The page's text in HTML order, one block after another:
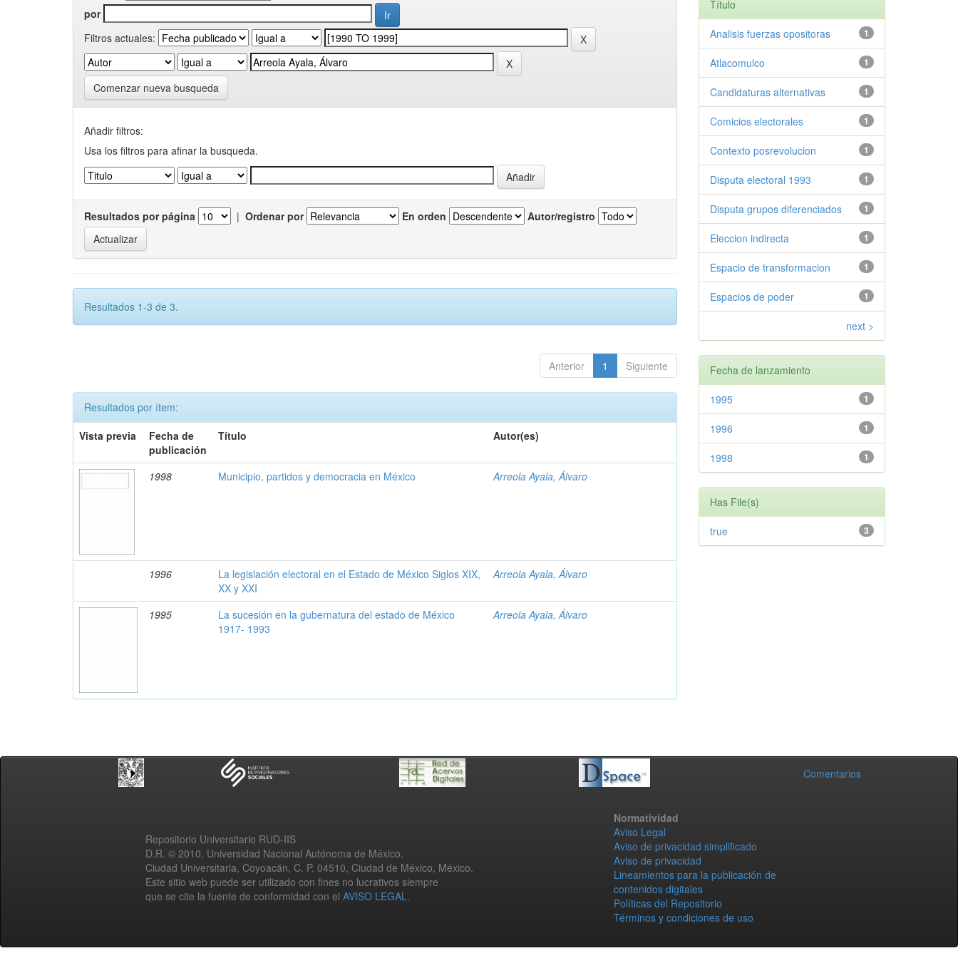
por
Filtros actuales:
Comenzar nueva busqueda
Añadir filtros:
Usa los filtros para afinar la busqueda.
Resultados por página | Ordenar por En orden Autor/registro
Resultados 1-3 de 3.
Anterior 1 Siguiente
Resultados por ítem:
Vista previa
Fecha de
publicación
Título Autor(es)
1998 Municipio, partidos y democracia en México Arreola Ayala, Álvaro
1996
La legislación electoral en el Estado de México Siglos XIX,
XX y XXI
Arreola Ayala, Álvaro
1995
La sucesión en la gubernatura del estado de México
1917- 1993
Arreola Ayala, Álvaro
Título
1
Analisis fuerzas opositoras
1
Atlacomulco
1
Candidaturas alternativas
1
Comicios electorales
1
Contexto posrevolucion
1
Disputa electoral 1993
1
Disputa grupos diferenciados
1
Eleccion indirecta
1
Espacio de transformacion
1
Espacios de poder
next >
Fecha de lanzamiento
1
1995
1
1996
1
1998
Has File(s)
3
true
Comentarios
Repositorio Universitario RUD-IIS
D.R. © 2010. Universidad Nacional Autónoma de México.
Ciudad Universitaria, Coyoacán, C. P. 04510, Ciudad de México, México.
Este sitio web puede ser utilizado con fines no lucrativos siempre
que se cite la fuente de conformidad con el AVISO LEGAL.
Normatividad
Aviso Legal
Aviso de privacidad simplificado
Aviso de privacidad
Lineamientos para la publicación de
contenidos digitales
Políticas del Repositorio
Términos y condiciones de uso